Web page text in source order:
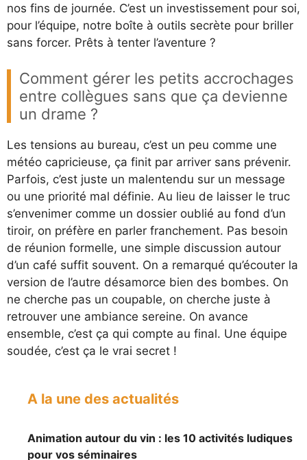
nos fins de journée. C’est un investissement pour soi,
pour l’équipe, notre boîte à outils secrète pour briller
sans forcer. Prêts à tenter l’aventure ?
Comment gérer les petits accrochages
entre collègues sans que ça devienne
un drame ?
Les tensions au bureau, c’est un peu comme une
météo capricieuse, ça finit par arriver sans prévenir.
Parfois, c’est juste un malentendu sur un message
ou une priorité mal définie. Au lieu de laisser le truc
s’envenimer comme un dossier oublié au fond d’un
tiroir, on préfère en parler franchement. Pas besoin
de réunion formelle, une simple discussion autour
d’un café suffit souvent. On a remarqué qu’écouter la
version de l’autre désamorce bien des bombes. On
ne cherche pas un coupable, on cherche juste à
retrouver une ambiance sereine. On avance
ensemble, c’est ça qui compte au final. Une équipe
soudée, c’est ça le vrai secret !
A la une des actualités
Animation autour du vin : les 10 activités ludiques
pour vos séminaires